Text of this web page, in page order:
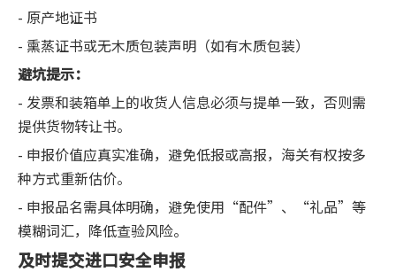
- 原产地证书
- 熏蒸证书或无木质包装声明（如有木质包装）
避坑提示：
- 发票和装箱单上的收货人信息必须与提单一致，否则需
提供货物转让书。
- 申报价值应真实准确，避免低报或高报，海关有权按多
种方式重新估价。
- 申报品名需具体明确，避免使用“配件”、“礼品”等
模糊词汇，降低查验风险。
及时提交进口安全申报